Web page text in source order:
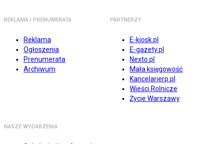
REKLAMA I PRENUMERATA
Reklama
Ogłoszenia
Prenumerata
Archiwum
PARTNERZY
E-kiosk.pl
E-gazety.pl
Nexto.pl
Mała księgowość
Kancelarierp.pl
Wieści Rolnicze
Życie Warszawy
NASZE WYDARZENIA